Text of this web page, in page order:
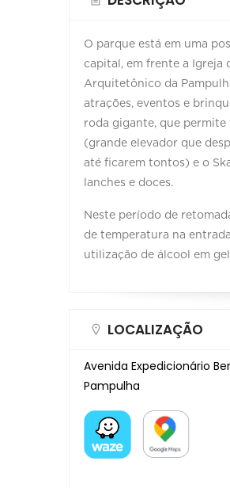
O parque está em uma
capital, em frente a Igreja
Arquitetônico da
atrações, eventos e
roda gigante, que permite
(grande elevador que
até ficarem tontos) e o
lanches e doces.
Neste período de
de temperatura na
utilização de álcool em
LOCALIZAÇÃO
Avenida Expedicionário
Pampulha